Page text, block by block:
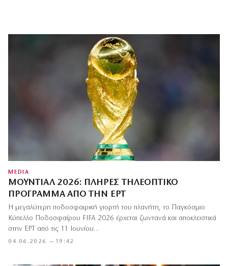
MEDIA
ΜΟΥΝΤΙΆΛ 2026: ΠΛΉΡΕΣ ΤΗΛΕΟΠΤΙΚΌ
ΠΡΌΓΡΑΜΜΑ ΑΠΌ ΤΗΝ ΕΡΤ
04.06.2026 — 19:42
Η μεγαλύτερη ποδοσφαιρική γιορτή του πλανήτη, το Παγκόσμιο
Κύπελλο Ποδοσφαίρου FIFA 2026 έρχεται ζωντανά και αποκλειστικά
στην ΕΡΤ από τις 11 Ιουνίου…